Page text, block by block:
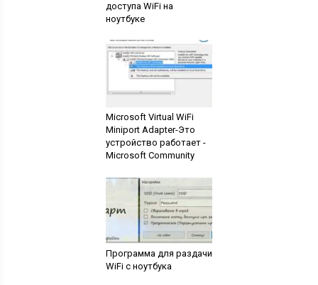
доступа WiFi на
ноутбуке
Microsoft Virtual WiFi
Miniport Adapter-Это
устройство работает -
Microsoft Community
Программа для раздачи
WiFi с ноутбука